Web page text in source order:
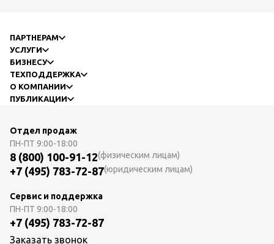
ПАРТНЕРАМ
УСЛУГИ
БИЗНЕСУ
ТЕХПОДДЕРЖКА
О КОМПАНИИ
ПУБЛИКАЦИИ
Отдел продаж
ПН-ПТ 9:00-18:00
8 (800) 100-91-12(физическим лицам)
+7 (495) 783-72-87(юридическим лицам)
Сервис и поддержка
ПН-ПТ 9:00-18:00
+7 (495) 783-72-87
Заказать звонок